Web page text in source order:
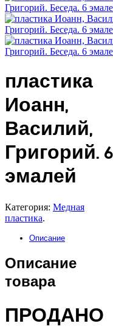
пластика
Иоанн,
Василий,
Григорий. 6
эмалей
Категория: Медная
пластика.
Описание
Описание
товара
ПРОДАНО